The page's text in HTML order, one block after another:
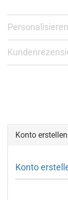
Personalisieren
Konto erstellen
Konto